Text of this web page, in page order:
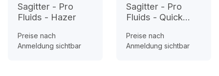
Sagitter - Pro
Fluids - Hazer
Preise nach
Anmeldung sichtbar
Sagitter - Pro
Fluids - Quick
Preise nach
Anmeldung sichtbar